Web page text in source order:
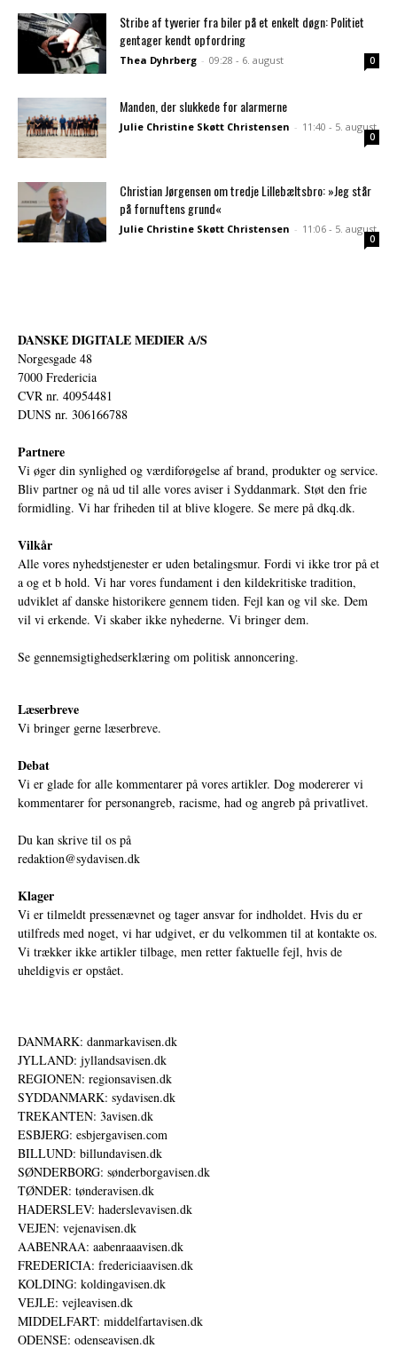
Stribe af tyverier fra biler på et enkelt døgn: Politiet
gentager kendt opfordring
Thea Dyhrberg - 09:28 - 6. august 0
Manden, der slukkede for alarmerne
Julie Christine Skøtt Christensen - 11:40 - 5. august
0
Christian Jørgensen om tredje Lillebæltsbro: »Jeg står
på fornuftens grund«
Julie Christine Skøtt Christensen - 11:06 - 5. august
0
DANSKE DIGITALE MEDIER A/S
Norgesgade 48
7000 Fredericia
CVR nr. 40954481
DUNS nr. 306166788
Partnere
Vi øger din synlighed og værdiforøgelse af brand, produkter og service.
Bliv partner og nå ud til alle vores aviser i Syddanmark. Støt den frie
formidling. Vi har friheden til at blive klogere. Se mere på dkq.dk.
Vilkår
Alle vores nyhedstjenester er uden betalingsmur. Fordi vi ikke tror på et
a og et b hold. Vi har vores fundament i den kildekritiske tradition,
udviklet af danske historikere gennem tiden. Fejl kan og vil ske. Dem
vil vi erkende. Vi skaber ikke nyhederne. Vi bringer dem.
Se gennemsigtighedserklæring om politisk annoncering.
Læserbreve
Vi bringer gerne læserbreve.
Debat
Vi er glade for alle kommentarer på vores artikler. Dog modererer vi
kommentarer for personangreb, racisme, had og angreb på privatlivet.
Du kan skrive til os på
redaktion@sydavisen.dk
Klager
Vi er tilmeldt pressenævnet og tager ansvar for indholdet. Hvis du er
utilfreds med noget, vi har udgivet, er du velkommen til at kontakte os.
Vi trækker ikke artikler tilbage, men retter faktuelle fejl, hvis de
uheldigvis er opstået.
DANMARK: danmarkavisen.dk
JYLLAND: jyllandsavisen.dk
REGIONEN: regionsavisen.dk
SYDDANMARK: sydavisen.dk
TREKANTEN: 3avisen.dk
ESBJERG: esbjergavisen.com
BILLUND: billundavisen.dk
SØNDERBORG: sønderborgavisen.dk
TØNDER: tønderavisen.dk
HADERSLEV: haderslevavisen.dk
VEJEN: vejenavisen.dk
AABENRAA: aabenraaavisen.dk
FREDERICIA: fredericiaavisen.dk
KOLDING: koldingavisen.dk
VEJLE: vejleavisen.dk
MIDDELFART: middelfartavisen.dk
ODENSE: odenseavisen.dk